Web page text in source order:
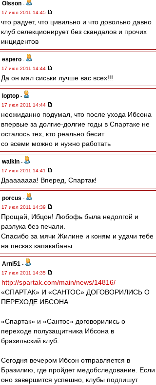
Olsson -
17 июл 2011 14:45
что радует, что цивильно и что довольно давно
клуб селекционирует без скандалов и прочих
инцидентов
espero -
17 июл 2011 14:44
Да он мял сиськи лучше вас всех!!!
loptop -
17 июл 2011 14:44
неожиданно подумал, что после ухода Ибсона
впервые за долгие-долгие годы в Спартаке не
осталось тех, кто реально бесит
со всеми можно и нужно работать
walkin -
17 июл 2011 14:41
Даааааааа! Вперед, Спартак!
porcus -
17 июл 2011 14:39
Прощай, Ибцон! Любофь была недолгой и
разлука без печали.
Спасибо за мячи Жилине и коням и удачи тебе
на песках капакабаны.
Arni51 -
17 июл 2011 14:35
http://spartak.com/main/news/14816/
«СПАРТАК» И «САНТОС» ДОГОВОРИЛИСЬ О
ПЕРЕХОДЕ ИБСОНА
«Спартак» и «Сантос» договорились о
переходе полузащитника Ибсона в
бразильский клуб.
Сегодня вечером Ибсон отправляется в
Бразилию, где пройдет медобследование. Если
оно завершится успешно, клубы подпишут